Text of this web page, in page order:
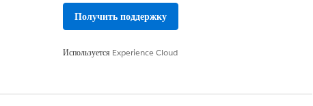
полномочия в этом наборе
Получить поддержку
Используется Experience Cloud